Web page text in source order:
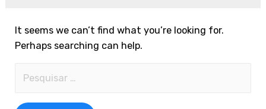
It seems we can’t find what you’re looking for.
Perhaps searching can help.